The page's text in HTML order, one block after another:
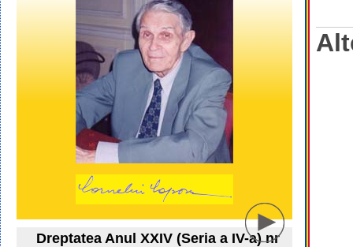
Dreptatea Anul XXIV (Seria a IV-a) nr